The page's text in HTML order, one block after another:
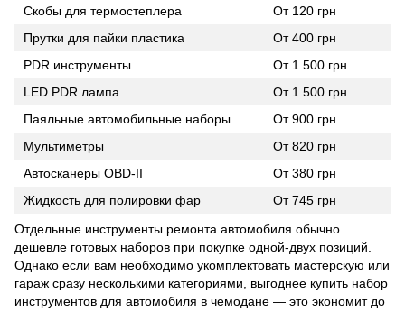
Скобы для термостеплера
От 120 грн
Прутки для пайки пластика
От 400 грн
PDR инструменты
От 1 500 грн
LED PDR лампа
От 1 500 грн
Паяльные автомобильные наборы
От 900 грн
Мультиметры
От 820 грн
Автосканеры OBD-II
От 380 грн
Жидкость для полировки фар
От 745 грн
Отдельные инструменты ремонта автомобиля обычно
дешевле готовых наборов при покупке одной-двух позиций.
Однако если вам необходимо укомплектовать мастерскую или
гараж сразу несколькими категориями, выгоднее купить набор
инструментов для автомобиля в чемодане — это экономит до